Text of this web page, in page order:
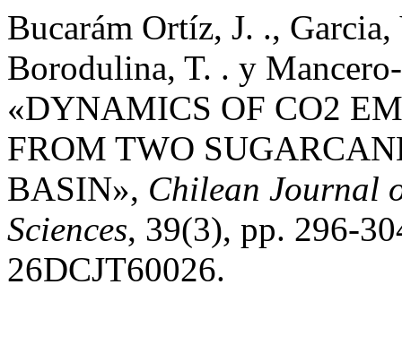
Bucarám Ortíz, J. .,
Borodulina, T. . y
«DYNAMICS OF CO2
FROM TWO
BASIN», Chilean Journal
Sciences, 39(3), pp. 296-
26DCJT60026.